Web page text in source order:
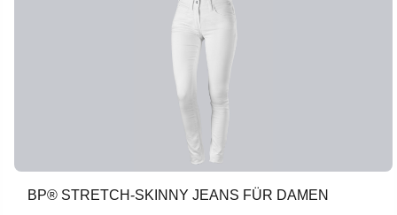
BP® STRETCH-SKINNY JEANS FÜR DAMEN